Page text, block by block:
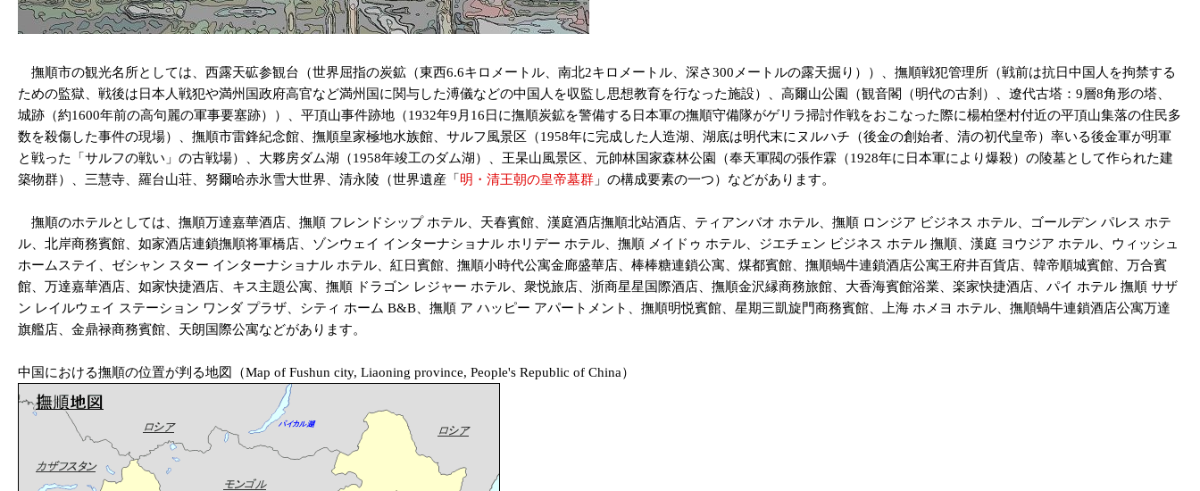
撫順市の観光名所としては、西露天砿参観台（世界屈指の炭鉱（東西6.6キロメートル、南北2キロメートル、深さ300メートルの露天掘り））、撫順戦犯管理所（戦前は抗日中国人を拘禁する
ための監獄、戦後は日本人戦犯や満州国政府高官など満州国に関与した溥儀などの中国人を収監し思想教育を行なった施設）、高爾山公園（観音閣（明代の古刹）、遼代古塔：9層8角形の塔、
城跡（約1600年前の高句麗の軍事要塞跡））、平頂山事件跡地（1932年9月16日に撫順炭鉱を警備する日本軍の撫順守備隊がゲリラ掃討作戦をおこなった際に楊柏堡村付近の平頂山集落の住民多
数を殺傷した事件の現場）、撫順市雷鋒紀念館、撫順皇家極地水族館、サルフ風景区（1958年に完成した人造湖、湖底は明代末にヌルハチ（後金の創始者、清の初代皇帝）率いる後金軍が明軍
と戦った「サルフの戦い」の古戦場）、大夥房ダム湖（1958年竣工のダム湖）、王杲山風景区、元帥林国家森林公園（奉天軍閥の張作霖（1928年に日本軍により爆殺）の陵墓として作られた建
築物群）、三慧寺、羅台山荘、努爾哈赤氷雪大世界、清永陵（世界遺産「 明・清王朝の皇帝墓群 」の構成要素の一つ）などがあります。
撫順のホテルとしては、撫順万達嘉華酒店、撫順 フレンドシップ ホテル、天春賓館、漢庭酒店撫順北站酒店、ティアンバオ ホテル、撫順 ロンジア ビジネス ホテル、ゴールデン パレス ホテ
ル、北岸商務賓館、如家酒店連鎖撫順将軍橋店、ゾンウェイ インターナショナル ホリデー ホテル、撫順 メイドゥ ホテル、ジエチェン ビジネス ホテル 撫順、漢庭 ヨウジア ホテル、ウィッシュ
ホームステイ、ゼシャン スター インターナショナル ホテル、紅日賓館、撫順小時代公寓金廊盛華店、棒棒糖連鎖公寓、煤都賓館、撫順蝸牛連鎖酒店公寓王府井百貨店、韓帝順城賓館、万合賓
館、万達嘉華酒店、如家快捷酒店、キス主題公寓、撫順 ドラゴン レジャー ホテル、衆悦旅店、浙商星星国際酒店、撫順金沢縁商務旅館、大香海賓館浴業、楽家快捷酒店、パイ ホテル 撫順 サザ
ン レイルウェイ ステーション ワンダ プラザ、シティ ホーム B&B、撫順 ア ハッピー アパートメント、撫順明悦賓館、星期三凱旋門商務賓館、上海 ホメヨ ホテル、撫順蝸牛連鎖酒店公寓万達
旗艦店、金鼎禄商務賓館、天朗国際公寓などがあります。
中国における撫順の位置が判る地図（Map of Fushun city, Liaoning province, People's Republic of China）